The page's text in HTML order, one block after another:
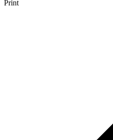
Print